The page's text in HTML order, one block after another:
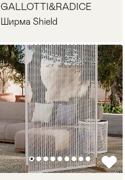
GALLOTTI&RADICE
Ширма Shield